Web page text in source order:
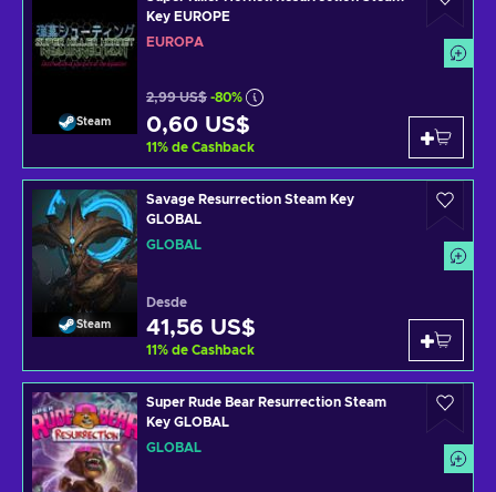
Steam
Key EUROPE
EUROPA
2,99 US$ -80%
0,60 US$
11% de Cashback
Steam
Savage Resurrection Steam Key
GLOBAL
GLOBAL
Desde
41,56 US$
11% de Cashback
Super Rude Bear Resurrection Steam
Key GLOBAL
GLOBAL